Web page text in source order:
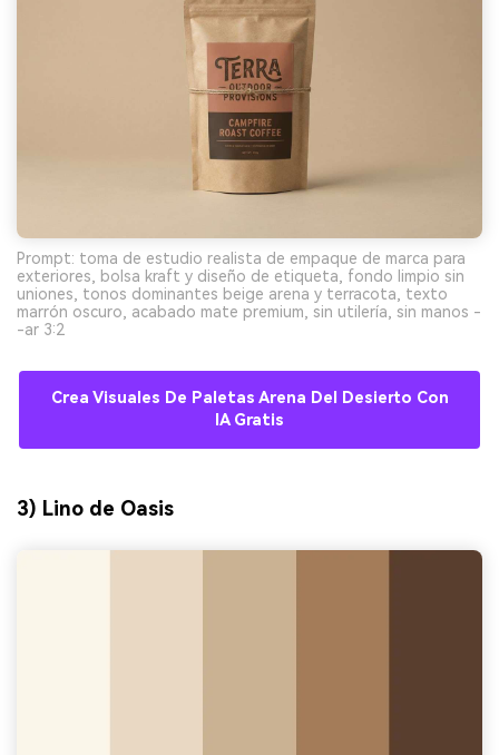
Prompt: toma de estudio realista de empaque de marca para
exteriores, bolsa kraft y diseño de etiqueta, fondo limpio sin
uniones, tonos dominantes beige arena y terracota, texto
marrón oscuro, acabado mate premium, sin utilería, sin manos -
-ar 3:2
Crea Visuales De Paletas Arena Del Desierto Con
IA Gratis
3) Lino de Oasis